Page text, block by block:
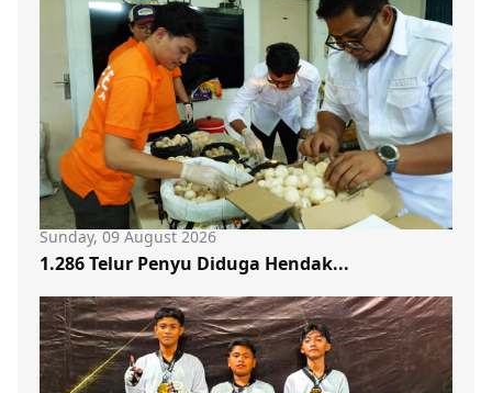
Sunday, 09 August 2026
1.286 Telur Penyu Diduga Hendak...